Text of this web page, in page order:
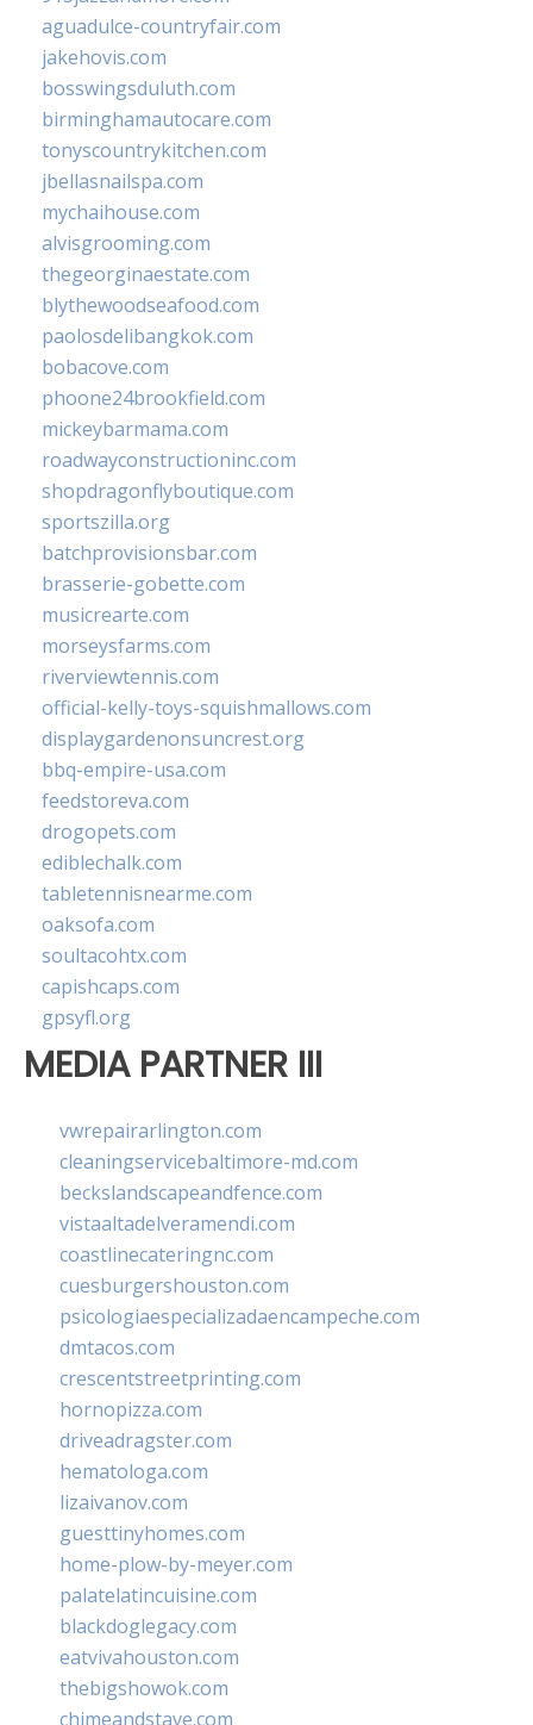
aguadulce-countryfair.com
jakehovis.com
bosswingsduluth.com
birminghamautocare.com
tonyscountrykitchen.com
jbellasnailspa.com
mychaihouse.com
alvisgrooming.com
thegeorginaestate.com
blythewoodseafood.com
paolosdelibangkok.com
bobacove.com
phoone24brookfield.com
mickeybarmama.com
roadwayconstructioninc.com
shopdragonflyboutique.com
sportszilla.org
batchprovisionsbar.com
brasserie-gobette.com
musicrearte.com
morseysfarms.com
riverviewtennis.com
official-kelly-toys-squishmallows.com
displaygardenonsuncrest.org
bbq-empire-usa.com
feedstoreva.com
drogopets.com
ediblechalk.com
tabletennisnearme.com
oaksofa.com
soultacohtx.com
capishcaps.com
gpsyfl.org
MEDIA PARTNER III
vwrepairarlington.com
cleaningservicebaltimore-md.com
beckslandscapeandfence.com
vistaaltadelveramendi.com
coastlinecateringnc.com
cuesburgershouston.com
psicologiaespecializadaencampeche.com
dmtacos.com
crescentstreetprinting.com
hornopizza.com
driveadragster.com
hematologa.com
lizaivanov.com
guesttinyhomes.com
home-plow-by-meyer.com
palatelatincuisine.com
blackdoglegacy.com
eatvivahouston.com
thebigshowok.com
chimeandstave.com